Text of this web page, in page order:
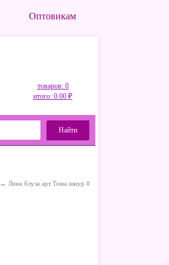
Оптовикам
товаров: 0
итого: 0.00 ₽
Найти
→ Лина блуза арт.Тома шнур #